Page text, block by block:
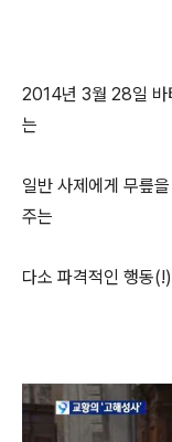
2014년 3월 28일 바
는
일반 사제에게 무릎
주는
다소 파격적인 행동